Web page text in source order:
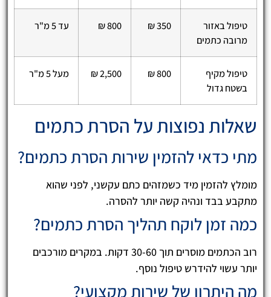
טיפול באזור
מרובה כתמים
350 ₪
800 ₪ עד 5 מ"ר
טיפול מקיף
בשטח גדול
800 ₪
2,500 ₪ מעל 5 מ"ר
שאלות נפוצות על הסרת כתמים
מתי כדאי להזמין שירות הסרת כתמים?
מומלץ להזמין מיד כשמזהים כתם עקשני, לפני שהוא
מתקבע בבד ונהיה קשה יותר להסרה.
כמה זמן לוקח תהליך הסרת כתמים?
רוב הכתמים מוסרים תוך 30-60 דקות. במקרים מורכבים
יותר עשוי להידרש טיפול נוסף.
מה היתרון של שירות מקצועי?